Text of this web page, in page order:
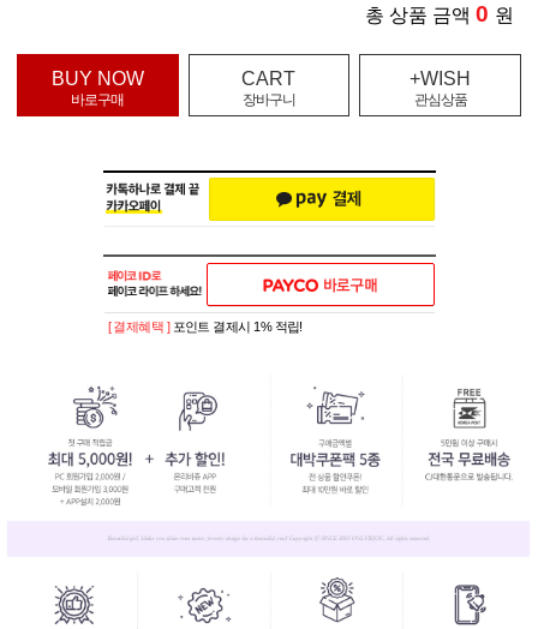
총 상품 금액 0 원
BUY NOW
바로구매
CART
장바구니
+WISH
관심상품
[ 결제혜택 ] 포인트 결제시 1% 적립!